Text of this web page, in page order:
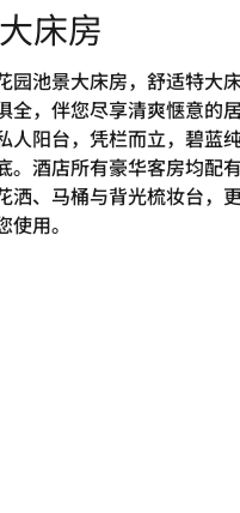
床房
园池景大床房，舒适特大
全，伴您尽享清爽惬意的居
人阳台，凭栏而立，碧蓝
。酒店所有豪华客房均配
洒、马桶与背光梳妆台，
用。